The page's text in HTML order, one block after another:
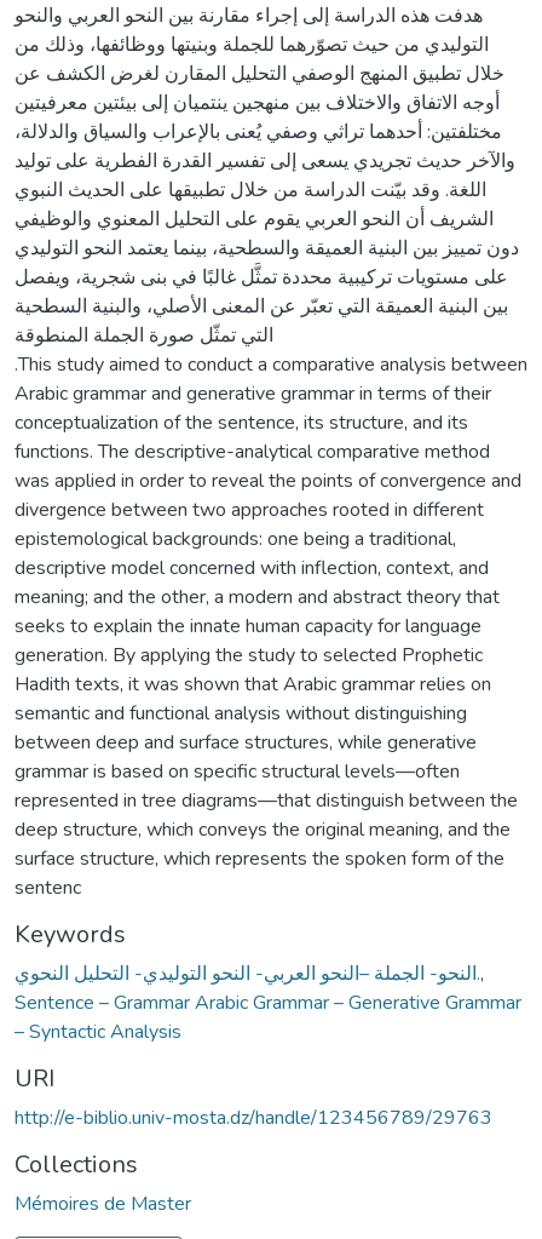
هدفت هذه الدراسة إلى إجراء مقارنة بين النحو العربي والنحو
التوليدي من حيث تصوّرهما للجملة وبنيتها ووظائفها، وذلك من
خلال تطبيق المنهج الوصفي التحليل المقارن لغرض الكشف عن
أوجه الاتفاق والاختلاف بين منهجين ينتميان إلى بيئتين معرفيتين
مختلفتين: أحدهما تراثي وصفي يُعنى بالإعراب والسياق والدلالة،
والآخر حديث تجريدي يسعى إلى تفسير القدرة الفطرية على توليد
اللغة. وقد بيّنت الدراسة من خلال تطبيقها على الحديث النبوي
الشريف أن النحو العربي يقوم على التحليل المعنوي والوظيفي
دون تمييز بين البنية العميقة والسطحية، بينما يعتمد النحو التوليدي
على مستويات تركيبية محددة تمثَّل غالبًا في بنى شجرية، ويفصل
بين البنية العميقة التي تعبّر عن المعنى الأصلي، والبنية السطحية
التي تمثّل صورة الجملة المنطوقة
.This study aimed to conduct a comparative analysis between
Arabic grammar and generative grammar in terms of their
conceptualization of the sentence, its structure, and its
functions. The descriptive-analytical comparative method
was applied in order to reveal the points of convergence and
divergence between two approaches rooted in different
epistemological backgrounds: one being a traditional,
descriptive model concerned with inflection, context, and
meaning; and the other, a modern and abstract theory that
seeks to explain the innate human capacity for language
generation. By applying the study to selected Prophetic
Hadith texts, it was shown that Arabic grammar relies on
semantic and functional analysis without distinguishing
between deep and surface structures, while generative
grammar is based on specific structural levels—often
represented in tree diagrams—that distinguish between the
deep structure, which conveys the original meaning, and the
surface structure, which represents the spoken form of the
sentenc
Keywords
النحو- الجملة –النحو العربي- النحو التوليدي- التحليل النحوي.,
Sentence – Grammar Arabic Grammar – Generative Grammar
– Syntactic Analysis
URI
http://e-biblio.univ-mosta.dz/handle/123456789/29763
Collections
Mémoires de Master